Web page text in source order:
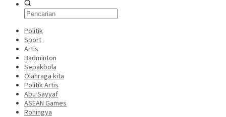
Politik
Sport
Artis
Badminton
Sepakbola
Olahraga kita
Politik Artis
Abu Sayyaf
ASEAN Games
Rohingya